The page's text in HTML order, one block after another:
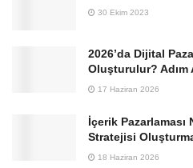
30 Ekim 2023
2026’da Dijital
Oluşturulur? Adım
17 Haziran 2026
İçerik Pazarlaması
Stratejisi
18 Haziran 2026